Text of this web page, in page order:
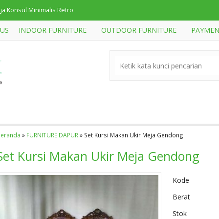
Konsul Minimalis Retro
Kamar Klasik Mewah
Minimalis Jati
Minimalis Jati Big Sale
Sofa Tamu Sudut
INDOOR FURNITURE OUTDOOR FURNITURE
» FURNITURE DAPUR » Set Kursi Makan Ukir Meja Gendong
Kursi Makan Ukir Meja Gendong
Kode
Berat
Stok